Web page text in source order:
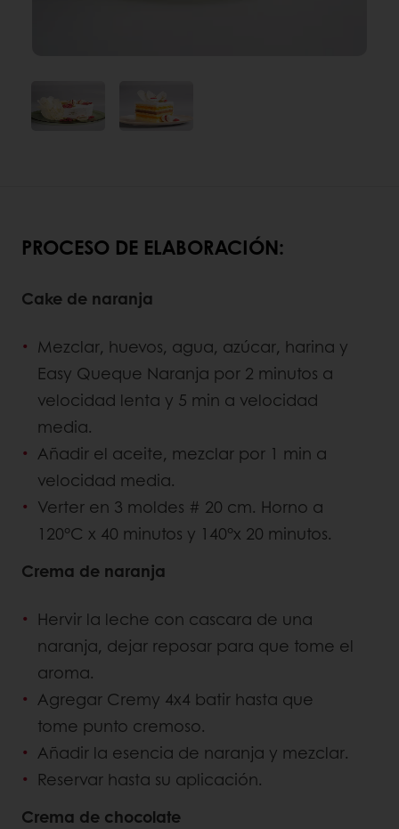
PROCESO DE ELABORACIÓN:
Cake de naranja
Mezclar, huevos, agua, azúcar, harina y
Easy Queque Naranja por 2 minutos a
velocidad lenta y 5 min a velocidad
media.
Añadir el aceite, mezclar por 1 min a
velocidad media.
Verter en 3 moldes # 20 cm. Horno a
120°C x 40 minutos y 140°x 20 minutos.
Crema de naranja
Hervir la leche con cascara de una
naranja, dejar reposar para que tome el
aroma.
Agregar Cremy 4x4 batir hasta que
tome punto cremoso.
Añadir la esencia de naranja y mezclar.
Reservar hasta su aplicación.
Crema de chocolate